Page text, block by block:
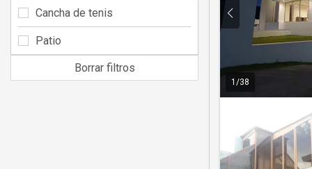
1 /38
Cancha de tenis
Patio
Borrar filtros